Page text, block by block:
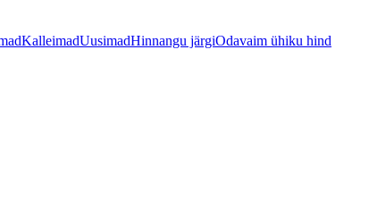
KalleimadUusimadHinnangu järgiOdavaim ühiku hind